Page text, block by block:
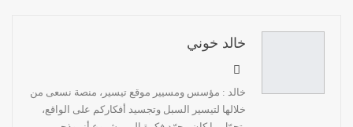
خالد خوني
خالد : مؤسس ومسيير موقع تيسير، منصة نسعى من
خلالها لتيسير السبل وتجسيد أفكاركم على الواقع،